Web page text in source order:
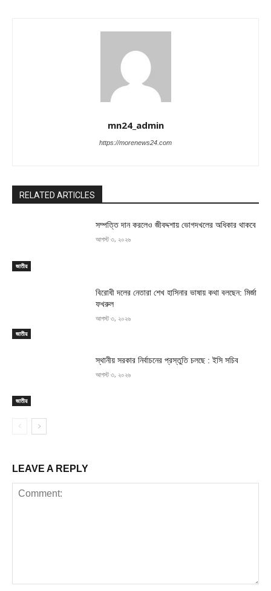
mn24_admin
https://morenews24.com
RELATED ARTICLES
জাতীয়
সম্পত্তি দান করলেও জীবদ্দশায় ভোগদখলের অধিকার থাকবে
আগস্ট ৩, ২০২৬
জাতীয়
বিরোধী দলের নেতারা শেখ হাসিনার ভাষায় কথা বলছেন: মির্জা
ফখরুল
আগস্ট ৩, ২০২৬
জাতীয়
স্থানীয় সরকার নির্বাচনের প্রস্তুতি চলছে : ইসি সচিব
আগস্ট ৩, ২০২৬
LEAVE A REPLY